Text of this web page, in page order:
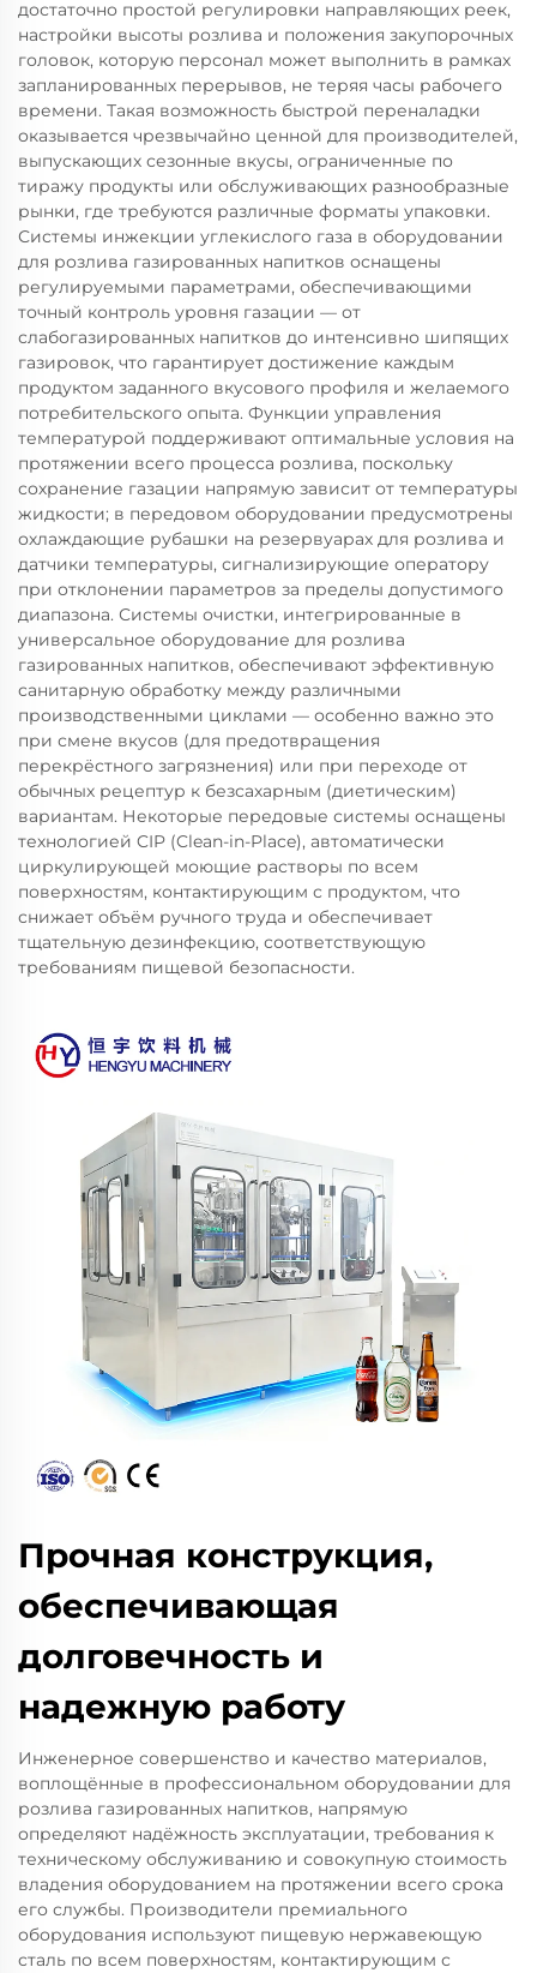
достаточно простой регулировки направляющих реек,
настройки высоты розлива и положения закупорочных
головок, которую персонал может выполнить в рамках
запланированных перерывов, не теряя часы рабочего
времени. Такая возможность быстрой переналадки
оказывается чрезвычайно ценной для производителей,
выпускающих сезонные вкусы, ограниченные по
тиражу продукты или обслуживающих разнообразные
рынки, где требуются различные форматы упаковки.
Системы инжекции углекислого газа в оборудовании
для розлива газированных напитков оснащены
регулируемыми параметрами, обеспечивающими
точный контроль уровня газации — от
слабогазированных напитков до интенсивно шипящих
газировок, что гарантирует достижение каждым
продуктом заданного вкусового профиля и желаемого
потребительского опыта. Функции управления
температурой поддерживают оптимальные условия на
протяжении всего процесса розлива, поскольку
сохранение газации напрямую зависит от температуры
жидкости; в передовом оборудовании предусмотрены
охлаждающие рубашки на резервуарах для розлива и
датчики температуры, сигнализирующие оператору
при отклонении параметров за пределы допустимого
диапазона. Системы очистки, интегрированные в
универсальное оборудование для розлива
газированных напитков, обеспечивают эффективную
санитарную обработку между различными
производственными циклами — особенно важно это
при смене вкусов (для предотвращения
перекрёстного загрязнения) или при переходе от
обычных рецептур к безсахарным (диетическим)
вариантам. Некоторые передовые системы оснащены
технологией CIP (Clean-in-Place), автоматически
циркулирующей моющие растворы по всем
поверхностям, контактирующим с продуктом, что
снижает объём ручного труда и обеспечивает
тщательную дезинфекцию, соответствующую
требованиям пищевой безопасности.
Прочная конструкция,
обеспечивающая
долговечность и
надежную работу
Инженерное совершенство и качество материалов,
воплощённые в профессиональном оборудовании для
розлива газированных напитков, напрямую
определяют надёжность эксплуатации, требования к
техническому обслуживанию и совокупную стоимость
владения оборудованием на протяжении всего срока
его службы. Производители премиального
оборудования используют пищевую нержавеющую
сталь по всем поверхностям, контактирующим с